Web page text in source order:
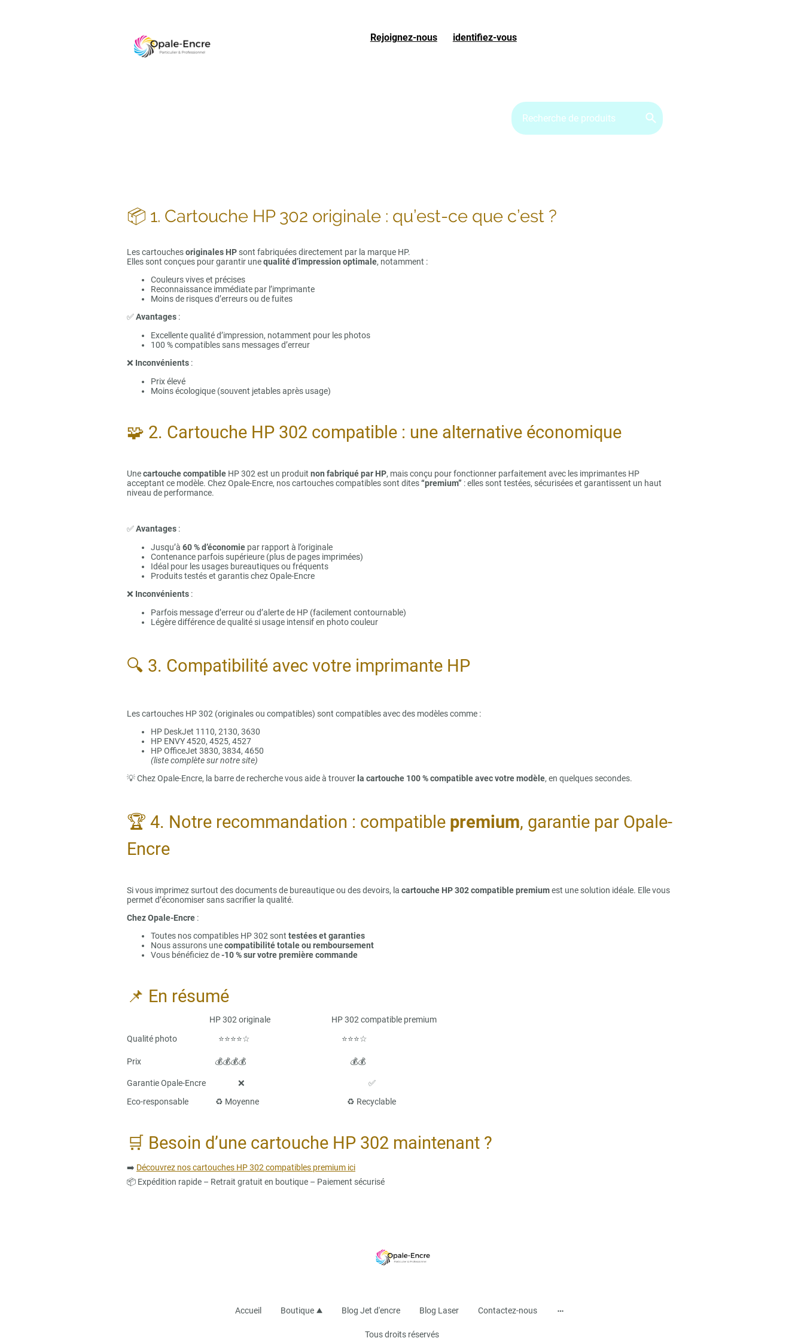
Rejoignez-nousou identifiez-vous
📦 1. Cartouche HP 302 originale : qu’est-ce que c’est ?
Les cartouchesoriginales HP sont fabriquées directement par la marque HP.
Elles sont conçues pour garantir unequalité d’impression optimale, notamment :
Couleurs vives et précises
Reconnaissance immédiate par l’imprimante
Moins de risques d’erreurs ou de fuites
✅Avantages :
Excellente qualité d’impression, notamment pour les photos
100 % compatibles sans messages d’erreur
❌ Inconvénients :
Prix élevé
Moins écologique (souvent jetables après usage)
🧩 2. Cartouche HP 302 compatible : une alternative économique
Unecartouche compatible HP 302 est un produit non fabriqué par HP, mais conçu pour fonctionner parfaitement avec les imprimantes HP
acceptant ce modèle. Chez Opale-Encre, nos cartouches compatibles sont dites“premium” : elles sont testées, sécurisées et garantissent un haut
niveau de performance.
✅Avantages :
Jusqu’à 60 % d’économie par rapport à l’originale
Contenance parfois supérieure (plus de pages imprimées)
Idéal pour les usages bureautiques ou fréquents
Produits testés et garantis chez Opale-Encre
❌ Inconvénients :
Parfois message d’erreur ou d’alerte de HP (facilement contournable)
Légère différence de qualité si usage intensif en photo couleur
🔍 3. Compatibilité avec votre imprimante HP
Les cartouches HP 302 (originales ou compatibles) sont compatibles avec des modèles comme :
HP DeskJet 1110, 2130, 3630
HP ENVY 4520, 4525, 4527
HP OfficeJet 3830, 3834, 4650
(liste complète sur notre site)
💡 Chez Opale-Encre, la barre de recherche vous aide à trouver la cartouche 100 % compatible avec votre modèle, en quelques secondes.
🏆 4. Notre recommandation : compatible premium, garantie par Opale-
Encre
Si vous imprimez surtout des documents de bureautique ou des devoirs, la cartouche HP 302 compatible premiumest une solution idéale. Elle vous
permet d’économiser sans sacrifier la qualité.
Chez Opale-Encre :
Toutes nos compatibles HP 302 sont testées et garanties
Nous assurons unecompatibilité totale ou remboursement
Vous bénéficiez de-10 % sur votre première commande
📌 En résumé
HP 302 originale HP 302 compatible premium
Qualité photo ⭐⭐⭐⭐☆ ⭐⭐⭐☆
Prix 💰💰💰💰 💰💰
Garantie Opale-Encre ❌ ✅
Eco-responsable ♻️ Moyenne ♻️ Recyclable
🛒 Besoin d’une cartouche HP 302 maintenant ?
➡️ Découvrez nos cartouches HP 302 compatibles premium ici
📦 Expédition rapide – Retrait gratuit en boutique – Paiement sécurisé
Accueil Boutique Blog Jet d'encre Blog Laser Contactez-nous
Tous droits réservés